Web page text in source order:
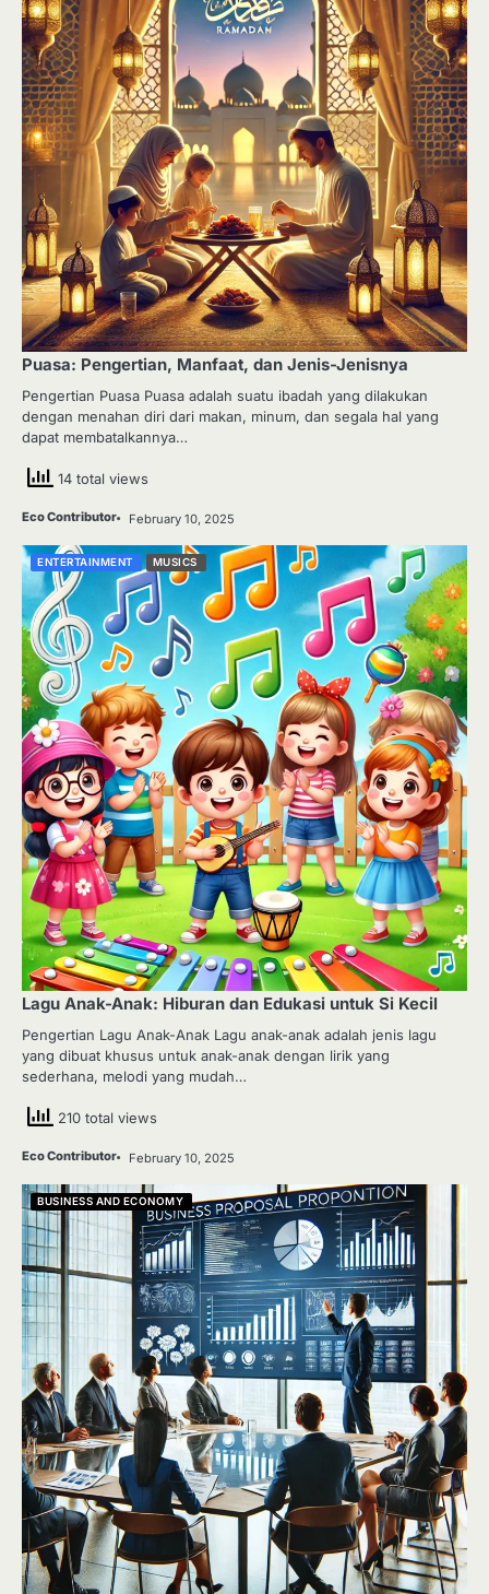
Puasa: Pengertian, Manfaat, dan Jenis-Jenisnya
Pengertian Puasa Puasa adalah suatu ibadah yang dilakukan
dengan menahan diri dari makan, minum, dan segala hal yang
dapat membatalkannya…
14 total views
Eco Contributor February 10, 2025
ENTERTAINMENT MUSICS
Lagu Anak-Anak: Hiburan dan Edukasi untuk Si Kecil
Pengertian Lagu Anak-Anak Lagu anak-anak adalah jenis lagu
yang dibuat khusus untuk anak-anak dengan lirik yang
sederhana, melodi yang mudah…
210 total views
Eco Contributor February 10, 2025
BUSINESS AND ECONOMY